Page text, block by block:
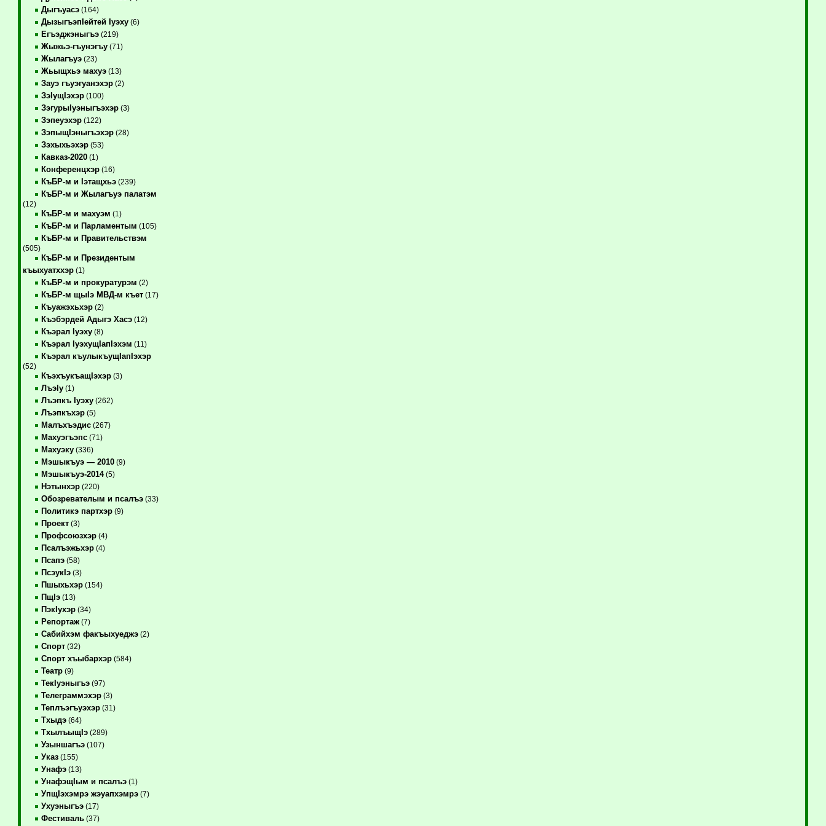
Дыгъуасэ(164)
ДызыгъэпIейтей Iуэху(6)
Егъэджэныгъэ(219)
Жыжьэ-гъунэгъу(71)
Жылагъуэ(23)
Жьыщхьэ махуэ(13)
Зауэ гъуэгуанэхэр(2)
ЗэIущIэхэр(100)
ЗэгурыIуэныгъэхэр(3)
Зэпеуэхэр(122)
ЗэпыщIэныгъэхэр(28)
Зэхыхьэхэр(53)
Кавказ-2020(1)
Конференцхэр(16)
КъБР-м и Iэтащхьэ(239)
КъБР-м и Жылагъуэ палатэм
(12)
КъБР-м и махуэм (1)
КъБР-м и Парламентым (105)
КъБР-м и Правительствэм
(505)
КъБР-м и Президентым
къыхуатххэр(1)
КъБР-м и прокуратурэм (2)
КъБР-м щыIэ МВД-м къет(17)
Къуажэхьхэр(2)
Къэбэрдей Адыгэ Хасэ(12)
Къэрал Iуэху(8)
Къэрал IуэхущIапIэхэм (11)
Къэрал къулыкъущIапIэхэр
(52)
КъэхъукъащIэхэр(3)
ЛъэIу(1)
Лъэпкъ Iуэху(262)
Лъэпкъхэр(5)
Малъхъэдис(267)
Махуэгъэпс(71)
Махуэку(336)
Мэшыкъуэ — 2010(9)
Мэшыкъуэ-2014(5)
Нэтынхэр(220)
Обозревателым и псалъэ(33)
Политикэ партхэр(9)
Проект(3)
Профсоюзхэр(4)
Псалъэжьхэр(4)
Псапэ(58)
ПсэукIэ(3)
Пшыхьхэр(154)
ПщIэ(13)
ПэкIухэр(34)
Репортаж(7)
Сабийхэм факъыхуеджэ(2)
Спорт(32)
Спорт хъыбархэр(584)
Театр(9)
ТекIуэныгъэ(97)
Телеграммэхэр(3)
Теплъэгъуэхэр(31)
Тхыдэ(64)
ТхылъыщIэ(289)
Узыншагъэ(107)
Указ(155)
Унафэ(13)
УнафэщIым и псалъэ(1)
УпщIэхэмрэ жэуапхэмрэ(7)
Ухуэныгъэ(17)
Фестиваль(37)